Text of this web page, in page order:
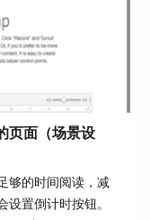
值1; 样式2:值
一对“花括号”包
号分隔，每个样
页面（场景设
够的时间阅读，减
设置倒计时按钮。